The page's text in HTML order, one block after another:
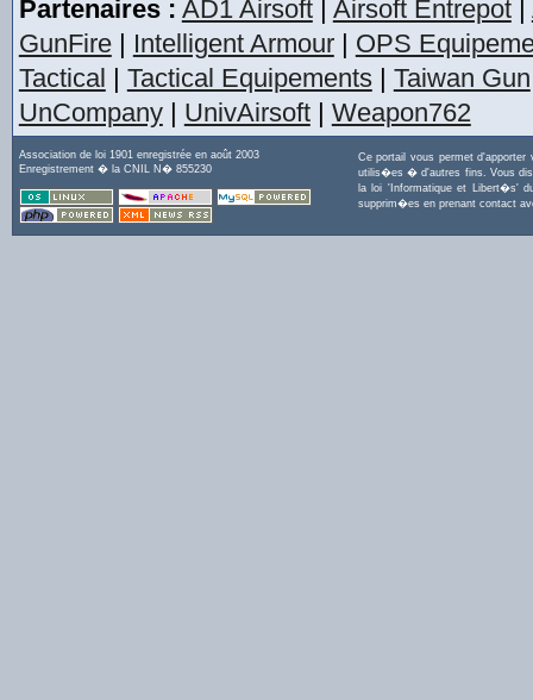
Partenaires : AD1 Airsoft| Airsoft Entrepot|
GunFire| Intelligent Armour| OPS
Tactical | Tactical Equipements| Taiwan Gun
UnCompany| UnivAirsoft| Weapon762
Association de loi 1901 enregistrée en août 2003
Enregistrement � la CNIL N� 855230
Ce portail vous permet
utilis�es � d'autres fins. Vous
la loi 'Informatique et Libert�s'
supprim�es en prenant contact